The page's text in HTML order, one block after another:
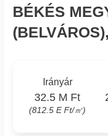
BÉKÉS
Irányár
32.5 M Ft
(812.5 E Ft/㎡)